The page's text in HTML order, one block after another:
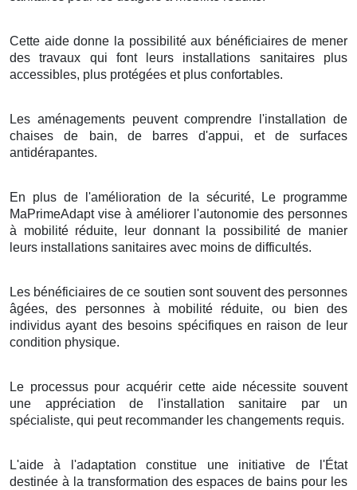
Cette aide donne la possibilité aux bénéficiaires de mener
des travaux qui font leurs installations sanitaires plus
accessibles, plus protégées et plus confortables.
Les aménagements peuvent comprendre l'installation de
chaises de bain, de barres d'appui, et de surfaces
antidérapantes.
En plus de l'amélioration de la sécurité, Le programme
MaPrimeAdapt vise à améliorer l'autonomie des personnes
à mobilité réduite, leur donnant la possibilité de manier
leurs installations sanitaires avec moins de difficultés.
Les bénéficiaires de ce soutien sont souvent des personnes
âgées, des personnes à mobilité réduite, ou bien des
individus ayant des besoins spécifiques en raison de leur
condition physique.
Le processus pour acquérir cette aide nécessite souvent
une appréciation de l'installation sanitaire par un
spécialiste, qui peut recommander les changements requis.
L'aide à l'adaptation constitue une initiative de l'État
destinée à la transformation des espaces de bains pour les